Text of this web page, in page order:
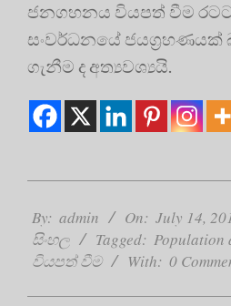
ජනගහනය වියපත් වීම
සංවර්ධනයේ
ගැනීම ද අත්‍යවශ්‍යයි.
07-
14
By: admin On: July 14,
සිංහල
Tagged: Population
වියපත් වීම
With: 0